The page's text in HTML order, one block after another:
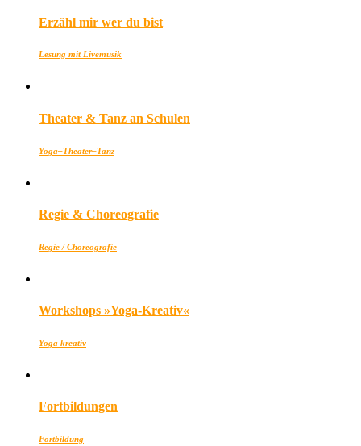
Erzähl mir wer du bist
Lesung mit Livemusik
Theater & Tanz an Schulen
Yoga–Theater–Tanz
Regie & Choreografie
Regie / Choreografie
Workshops »Yoga-Kreativ«
Yoga kreativ
Fortbildungen
Fortbildung